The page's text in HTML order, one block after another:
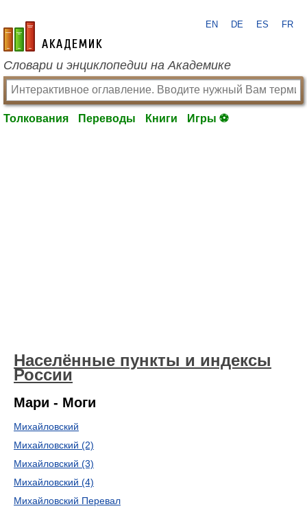
academic.ru
EN DE ES FR
Словари и энциклопедии на Академике
Толкования Переводы Книги Игры ⚽
Населённые пункты и индексы
России
Мари - Моги
Михайловский
Михайловский (2)
Михайловский (3)
Михайловский (4)
Михайловский Перевал